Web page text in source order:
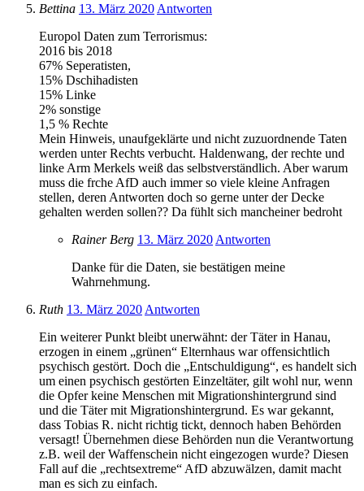
Bettina 13. März 2020 Antworten
Europol Daten zum Terrorismus:
2016 bis 2018
67% Seperatisten,
15% Dschihadisten
15% Linke
2% sonstige
1,5 % Rechte
Mein Hinweis, unaufgeklärte und nicht zuzuordnende Taten
werden unter Rechts verbucht. Haldenwang, der rechte und
linke Arm Merkels weiß das selbstverständlich. Aber warum
muss die frche AfD auch immer so viele kleine Anfragen
stellen, deren Antworten doch so gerne unter der Decke
gehalten werden sollen?? Da fühlt sich mancheiner bedroht
Rainer Berg 13. März 2020 Antworten
Danke für die Daten, sie bestätigen meine
Wahrnehmung.
Ruth 13. März 2020 Antworten
Ein weiterer Punkt bleibt unerwähnt: der Täter in Hanau,
erzogen in einem „grünen“ Elternhaus war offensichtlich
psychisch gestört. Doch die „Entschuldigung“, es handelt sich
um einen psychisch gestörten Einzeltäter, gilt wohl nur, wenn
die Opfer keine Menschen mit Migrationshintergrund sind
und die Täter mit Migrationshintergrund. Es war gekannt,
dass Tobias R. nicht richtig tickt, dennoch haben Behörden
versagt! Übernehmen diese Behörden nun die Verantwortung
z.B. weil der Waffenschein nicht eingezogen wurde? Diesen
Fall auf die „rechtsextreme“ AfD abzuwälzen, damit macht
man es sich zu einfach.